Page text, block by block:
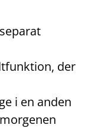
der
i en anden